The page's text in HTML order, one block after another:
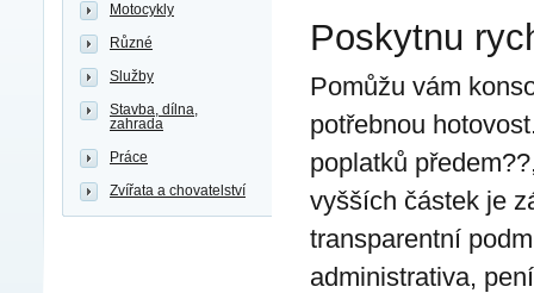
Poskytnu
Pomůžu vám
potřebnou
poplatků
vyšších částek je
transparentní
administrativa,
Motocykly
Různé
Služby
Stavba, dílna,
zahrada
Práce
Zvířata a chovatelství